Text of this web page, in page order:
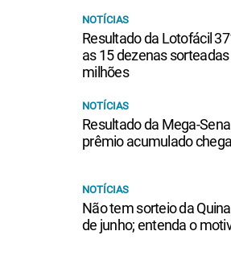
NOTÍCIAS
Resultado da Lotofácil
as 15 dezenas
milhões
NOTÍCIAS
Resultado da Mega-
prêmio acumulado
NOTÍCIAS
Não tem sorteio da
de junho; entenda o